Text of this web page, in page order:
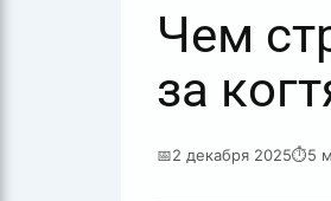
Чем
за
📅2 декабря 2025⏱5